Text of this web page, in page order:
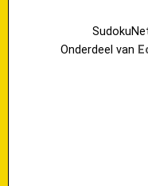
Onderdeel van